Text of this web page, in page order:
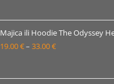
od
19.00 €
do
Majica ili Hoodie The Odyssey
19.00€– 33.00€Raspon
od